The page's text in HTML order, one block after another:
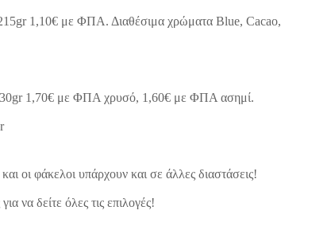
1,10€ με ΦΠΑ. Διαθέσιμα χρώματα Blue, Cacao,
1,70€ με ΦΠΑ χρυσό, 1,60€ με ΦΠΑ ασημί.
οι φάκελοι υπάρχουν και σε άλλες διαστάσεις!
να δείτε όλες τις επιλογές!